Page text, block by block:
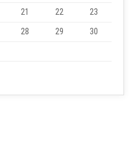
21 22
23
28 29
30